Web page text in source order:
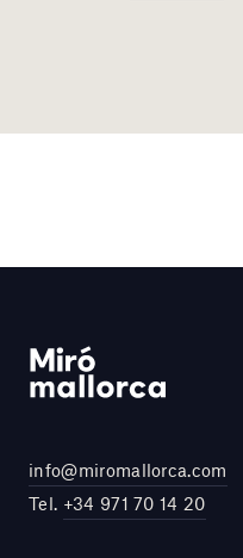
info@miromallorca.com
Tel. +34 971 70 14 20